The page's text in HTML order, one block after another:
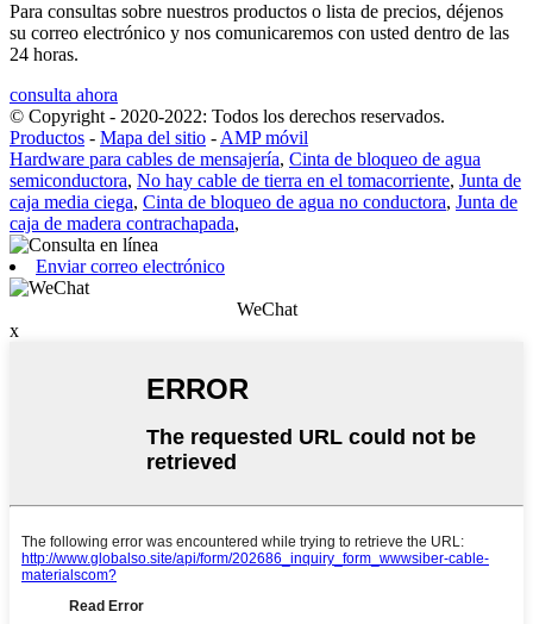
Para consultas sobre nuestros productos o lista de precios, déjenos
su correo electrónico y nos comunicaremos con usted dentro de las
24 horas.
consulta ahora
© Copyright - 2020-2022: Todos los derechos reservados.
Productos - Mapa del sitio -AMP móvil
Hardware para cables de mensajería, Cinta de bloqueo de agua
semiconductora, No hay cable de tierra en el tomacorriente, Junta de
caja media ciega, Cinta de bloqueo de agua no conductora, Junta de
caja de madera contrachapada,
Enviar correo electrónico
WeChat
x